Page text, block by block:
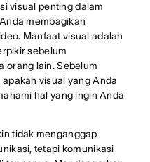
visual penting dalam
membagikan
Manfaat visual adalah
sebelum
orang lain. Sebelum
visual yang Anda
hal yang ingin Anda
tidak menganggap
tetapi komunikasi